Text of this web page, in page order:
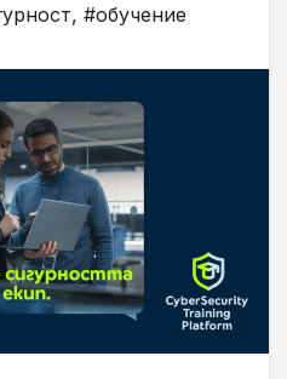
, #обучение